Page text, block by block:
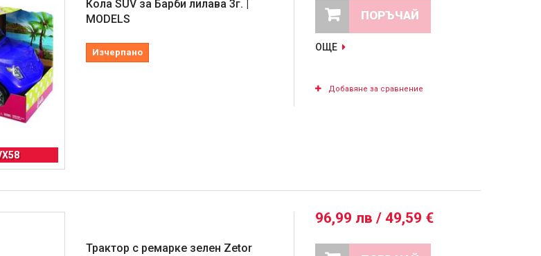
Кола SUV за Барби лилава 3г. |
MODELS
Изчерпано
ПОРЪЧАЙ
ОЩЕ
Добавяне за сравнение
Трактор с ремарке зелен Zetor
96,99 лв / 49,59 €